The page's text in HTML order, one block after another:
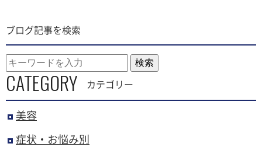
ブログ記事を検索
検索
CATEGORY カテゴリー
美容
症状・お悩み別